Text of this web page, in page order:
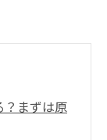
？まずは原